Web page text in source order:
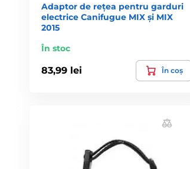
Adaptor de rețea pentru garduri
electrice Canifugue MIX și MIX
2015
În stoc
83,99 lei În coș